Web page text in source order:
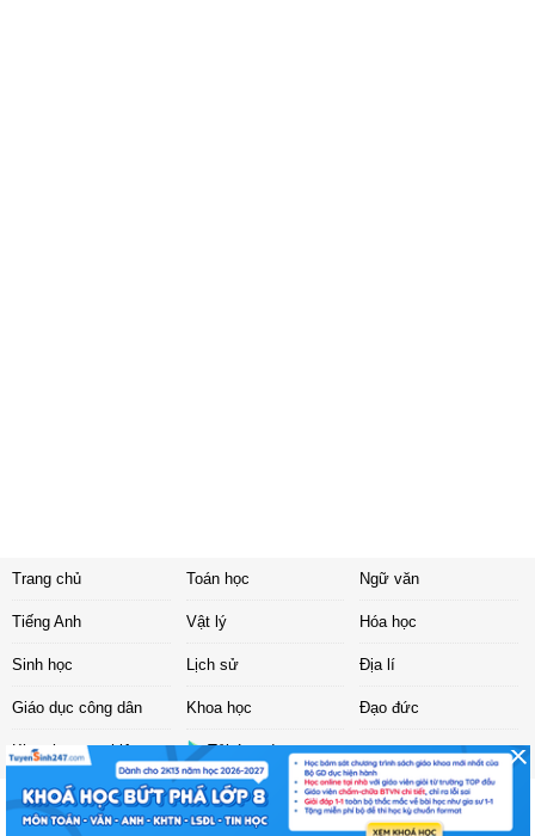
Trang chủ Toán học Ngữ văn
Tiếng Anh Vật lý Hóa học
Sinh học Lịch sử Địa lí
Giáo dục công dân Khoa học Đạo đức
Khoa học tự nhiên Tải ứng dụng
Liên hệ|Chính sách
Copyright ©2017 Sachbaitap.com